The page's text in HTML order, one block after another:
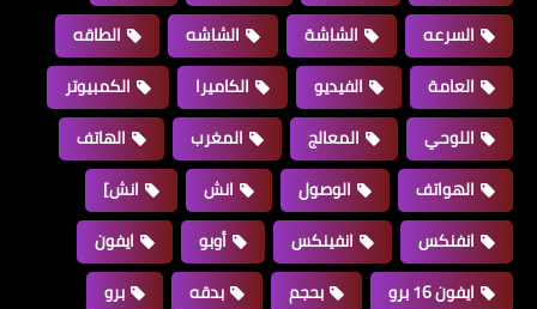
السرعه
الشاشة الشاشه
الطاقه
العامة
الفيديو الكاميرا
الكمبيوتر
اللوحي
المعالج المغرب
الهاتف
الهواتف
الوصول انش
انش]
انفنكس
انفينكس أوبو
ايفون
ايفون 16 برو
بحجم بدقه
برو